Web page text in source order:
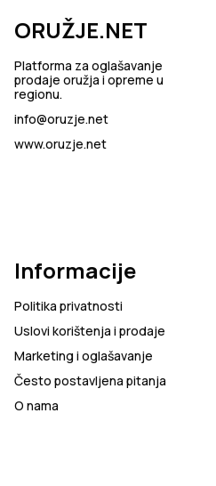
ORUŽJE.NET
Platforma za oglašavanje
prodaje oružja i opreme u
regionu.
info@oruzje.net
www.oruzje.net
Informacije
Politika privatnosti
Uslovi korištenja i prodaje
Marketing i oglašavanje
Često postavljena pitanja
O nama